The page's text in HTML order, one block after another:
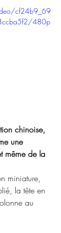
cf24b9_69
480p
chinoise,
une
même de la
miniature,
la tête en
au